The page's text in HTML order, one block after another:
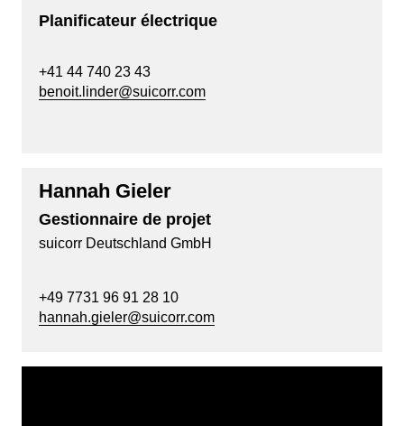
Planificateur électrique
+41 44 740 23 43
benoit.linder@suicorr.com
Hannah Gieler
Gestionnaire de projet
suicorr Deutschland GmbH
+49 7731 96 91 28 10
hannah.gieler@suicorr.com